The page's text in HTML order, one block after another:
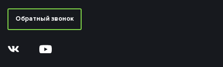
Обратный звонок